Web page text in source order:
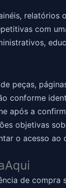
com
peças,
conforme
após a
objetivas
o acesso ao
de